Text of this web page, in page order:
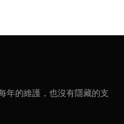
年的維護，也沒有隱藏的支